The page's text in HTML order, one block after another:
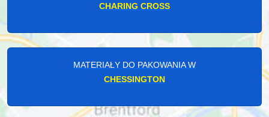
CHARING CROSS
MATERIAŁY DO PAKOWANIA W
CHESSINGTON